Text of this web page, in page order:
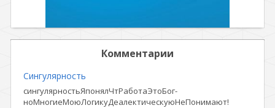
Комментарии
Сингулярность
сингулярностьЯпонялЧтРаботаЭтоБог-
ноМногиеМоюЛогикуДеалектическуюНеПонимают!